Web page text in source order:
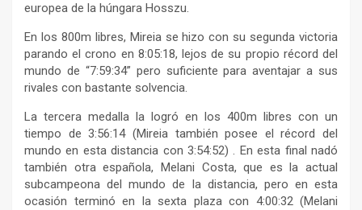
europea de la húngara Hosszu.
En los 800m libres, Mireia se hizo con su segunda victoria
parando el crono en 8:05:18, lejos de su propio récord del
mundo de “7:59:34” pero suficiente para aventajar a sus
rivales con bastante solvencia.
La tercera medalla la logró en los 400m libres con un
tiempo de 3:56:14 (Mireia también posee el récord del
mundo en esta distancia con 3:54:52) . En esta final nadó
también otra española, Melani Costa, que es la actual
subcampeona del mundo de la distancia, pero en esta
ocasión terminó en la sexta plaza con 4:00:32 (Melani